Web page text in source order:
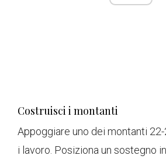
Costruisci i montanti
Appoggiare uno dei montanti
i lavoro. Posiziona un sostegno